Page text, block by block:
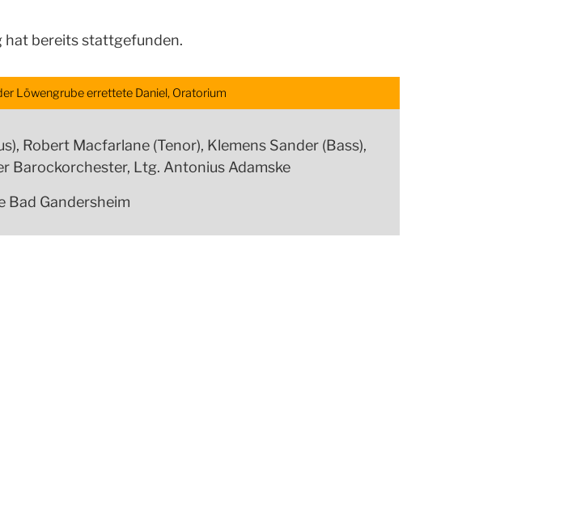
hat bereits stattgefunden.
Löwengrube errettete Daniel, Oratorium
Robert Macfarlane (Tenor), Klemens Sander (Bass),
Barockorchester, Ltg. Antonius Adamske
Bad Gandersheim